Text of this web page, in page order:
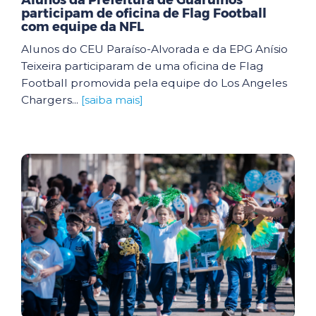
participam de oficina de Flag Football
com equipe da NFL
Alunos do CEU Paraíso-Alvorada e da EPG Anísio
Teixeira participaram de uma oficina de Flag
Football promovida pela equipe do Los Angeles
Chargers... [saiba mais]